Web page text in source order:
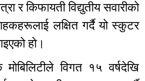
र किफायती विद्युतीय सवारीको
लक्षित गर्दै यो स्कुटर
हो।
विगत १५ वर्षदेखि